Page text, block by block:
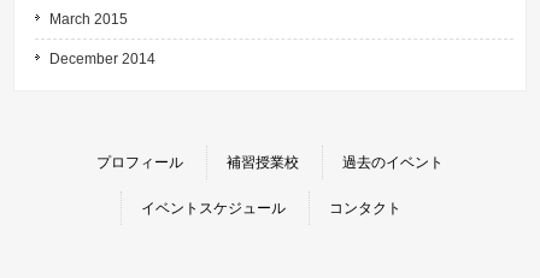
March 2015
December 2014
プロフィール 補習授業校 過去のイベント
イベントスケジュール コンタクト